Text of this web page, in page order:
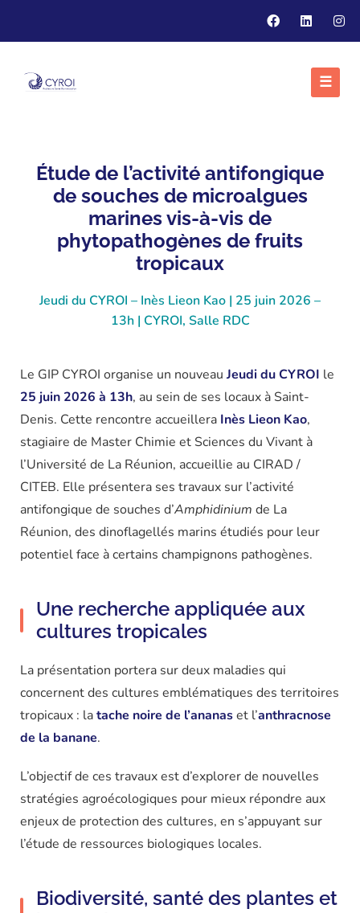
☰
Étude de l’activité antifongique
de souches de microalgues
marines vis-à-vis de
phytopathogènes de fruits
tropicaux
Jeudi du CYROI – Inès Lieon Kao | 25 juin 2026 –
13h | CYROI, Salle RDC
Le GIP CYROI organise un nouveauJeudi du CYROI le
25 juin 2026 à 13h, au sein de ses locaux à Saint-
Denis. Cette rencontre accueillera Inès Lieon Kao,
stagiaire de Master Chimie et Sciences du Vivant à
l’Université de La Réunion, accueillie au CIRAD /
CITEB. Elle présentera ses travaux sur l’activité
antifongique de souches d’Amphidinium de La
Réunion, des dinoflagellés marins étudiés pour leur
potentiel face à certains champignons pathogènes.
Une recherche appliquée aux
cultures tropicales
La présentation portera sur deux maladies qui
concernent des cultures emblématiques des territoires
tropicaux : latache noire de l’ananaset l’anthracnose
de la banane.
L’objectif de ces travaux est d’explorer de nouvelles
stratégies agroécologiques pour mieux répondre aux
enjeux de protection des cultures, en s’appuyant sur
l’étude de ressources biologiques locales.
Biodiversité, santé des plantes et